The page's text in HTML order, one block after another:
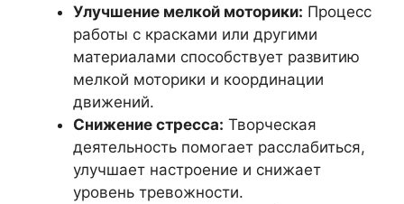
Улучшение мелкой моторики: Процесс
работы с красками или другими
материалами способствует развитию
мелкой моторики и координации
движений.
Снижение стресса: Творческая
деятельность помогает расслабиться,
улучшает настроение и снижает
уровень тревожности.